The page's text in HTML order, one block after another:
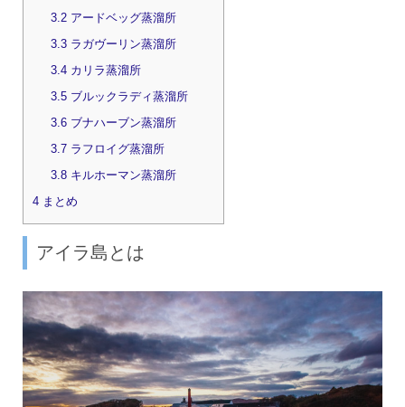
3.2アードベッグ蒸溜所
3.3ラガヴーリン蒸溜所
3.4カリラ蒸溜所
3.5ブルックラディ蒸溜所
3.6ブナハーブン蒸溜所
3.7ラフロイグ蒸溜所
3.8キルホーマン蒸溜所
4まとめ
アイラ島とは